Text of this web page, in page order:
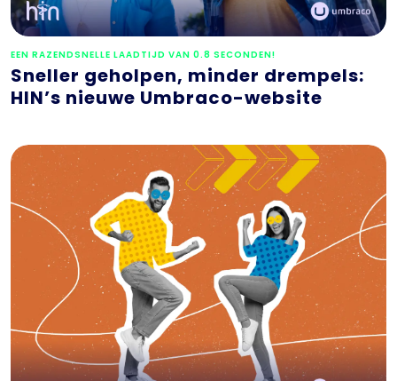
EEN RAZENDSNELLE LAADTIJD VAN 0.8 SECONDEN!
Sneller geholpen, minder drempels:
HIN’s nieuwe Umbraco-website